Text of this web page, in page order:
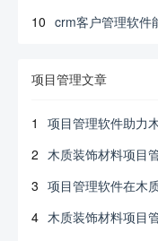
10 crm客户管理软件
项目管理文章
1
项目管理软件助力
2 木质装饰材料项目
3 项目管理软件在木
4 木质装饰材料项目